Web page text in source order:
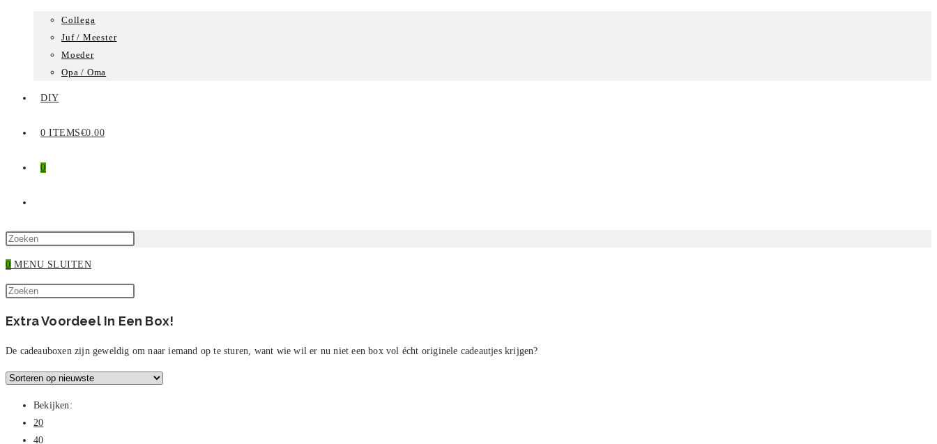
Collega
Juf / Meester
Moeder
Opa / Oma
DIY
0 ITEMS€0.00
0
ZOEKEN
zoekpaneel
0 MENU SLUITEN
Zoek
deze
Escape
zoekpaneel
Extra Voordeel In Een Box!
De cadeauboxen zijn geweldig om naar iemand op te sturen, want wie wil er nu niet een box vol écht originele cadeautjes krijgen?
Bekijken:
20
40